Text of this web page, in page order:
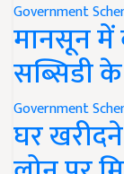
Government
मानसून
सब्सिडी
Government
घर